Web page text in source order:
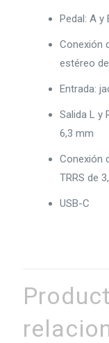
Pedal: A y
Conexión
estéreo
Entrada:
Salida L y
6,3 mm
Conexión
TRRS de
USB-C